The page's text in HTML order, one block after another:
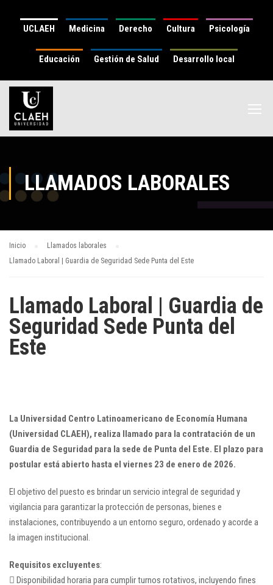
UCLAEH Medicina Derecho Cultura Psicología
Educación Gestión de Salud Desarrollo local
LLAMADOS LABORALES
Inicio
Llamados laborales
Llamado Laboral | Guardia de Seguridad Sede Punta del Este
Llamado Laboral | Guardia de
Seguridad Sede Punta del
Este
La Universidad Centro Latinoamericano de Economía Humana
(Universidad CLAEH), realiza llamado para la contratación de un
Guardia de Seguridad para la sede de Punta del Este. El plazo para
postular está abierto hasta el viernes 23 de enero de 2026.
El objetivo del puesto es brindar un servicio integral de seguridad y
vigilancia para garantizar la protección de personas, bienes e
instalaciones, contribuyendo a un entorno seguro, ordenado y acorde a
la imagen institucional.
Requisitos excluyentes:
 Disponibilidad horaria para cumplir turnos rotativos, incluyendo fines